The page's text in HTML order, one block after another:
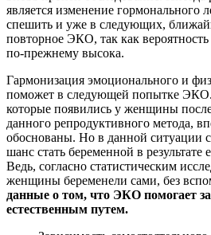
является изменение гормонального
спешить и уже в следующих,
повторное ЭКО, так как
по-прежнему высока.
Гармонизация эмоционального и
поможет в следующей попытке
которые появились у женщины
данного репродуктивного метода,
обоснованы. Но в данной ситуации
шанс стать беременной в результате
Ведь, согласно статистическим
женщины беременели сами, без
данные о том, что ЭКО помогает
естественным путем.